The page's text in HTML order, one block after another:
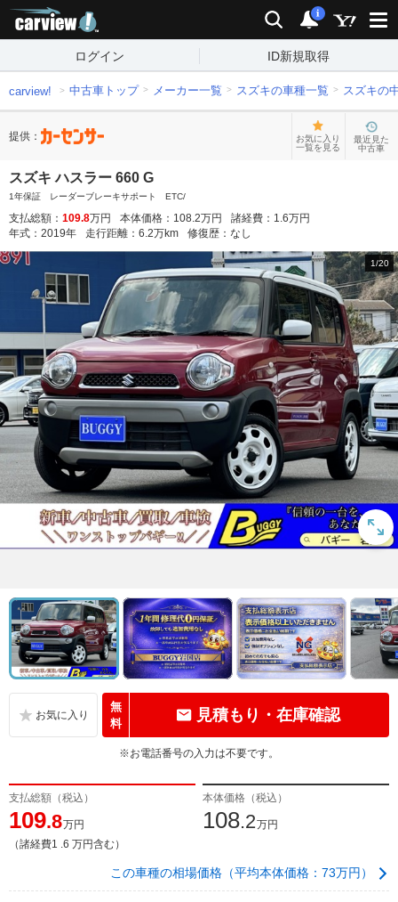
検索 通知
i
ログイン ID新規取得
carview! 中古車トップ メーカー一覧 スズキの車種一覧 スズキの
提供：
お気に入り
一覧を見る
最近見た
中古車
スズキ ハスラー 660 G
1年保証 レーダーブレーキサポート ETC/
支払総額： 109.8万円 本体価格： 108.2万円 諸経費： 1.6万円
年式： 2019年 走行距離： 6.2万km 修復歴： なし
1/20
無
料
見積もり・在庫確認
※お電話番号の入力は不要です。
支払総額（税込）
109.8万円
（諸経費1 .6 万円含む）
本体価格（税込）
108.2万円
この車種の相場価格（平均本体価格：73万円）